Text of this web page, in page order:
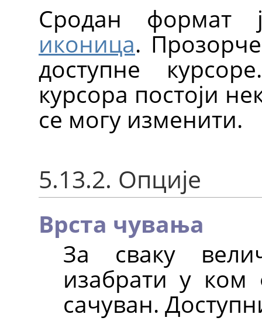
Сродан
иконица.
доступне
курсора постоји
се могу изменити.
5.13.2. Опције
Врста чувања
За сваку
изабрати у ком
сачуван.